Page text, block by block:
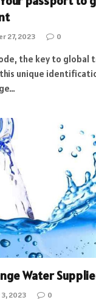
27, 2023 0
the key to global
unique
Water
2023 0